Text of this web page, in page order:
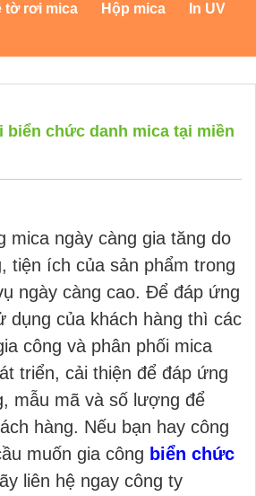
tờ rơi mica Hộp mica
In UV
biển chức danh mica tại miền
mica ngày càng gia tăng do
tiện ích của sản phẩm trong
ngày càng cao. Để đáp ứng
dụng của khách hàng thì các
công và phân phối mica
triển, cải thiện để đáp ứng
mẫu mã và số lượng để
hàng. Nếu bạn hay công
muốn gia công biển chức
liên hệ ngay công ty